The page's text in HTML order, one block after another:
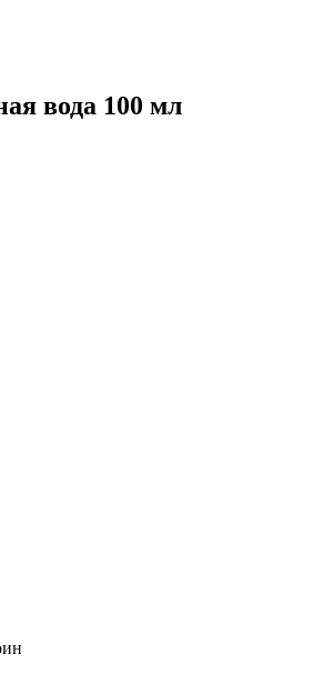
вода 100 мл